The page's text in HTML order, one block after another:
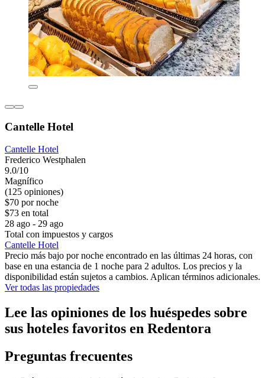
Cantelle Hotel
Cantelle Hotel
Frederico Westphalen
9.0/10
Magnífico
(125 opiniones)
$70 por noche
$73 en total
28 ago - 29 ago
Total con impuestos y cargos
Cantelle Hotel
Precio más bajo por noche encontrado en las últimas 24 horas, con
base en una estancia de 1 noche para 2 adultos. Los precios y la
disponibilidad están sujetos a cambios. Aplican términos adicionales.
Ver todas las propiedades
Lee las opiniones de los huéspedes sobre
sus hoteles favoritos en Redentora
Preguntas frecuentes